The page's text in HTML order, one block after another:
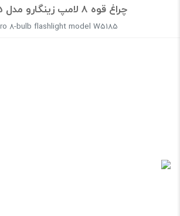
چراغ قوه 8 لامپ زینگارو مدل W5185
8-bulb flashlight model W5185